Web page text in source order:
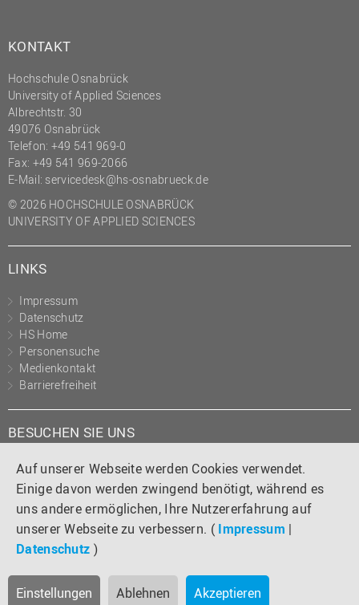
Auf unserer Webseite werden Cookies verwendet.
Einige davon werden zwingend benötigt, während es
uns andere ermöglichen, Ihre Nutzererfahrung auf
unserer Webseite zu verbessern. ( Impressum |
Datenschutz )
Einstellungen Ablehnen Akzeptieren
KONTAKT
Hochschule Osnabrück
University of Applied Sciences
Albrechtstr. 30
49076 Osnabrück
Telefon: +49 541 969-0
Fax: +49 541 969-2066
E-Mail: servicedesk@hs-osnabrueck.de
© 2026 HOCHSCHULE OSNABRÜCK
UNIVERSITY OF APPLIED SCIENCES
LINKS
Impressum
Datenschutz
HS Home
Personensuche
Medienkontakt
Barrierefreiheit
BESUCHEN SIE UNS
Instagram
TiktokLinkedIn
YouTube
Facebook